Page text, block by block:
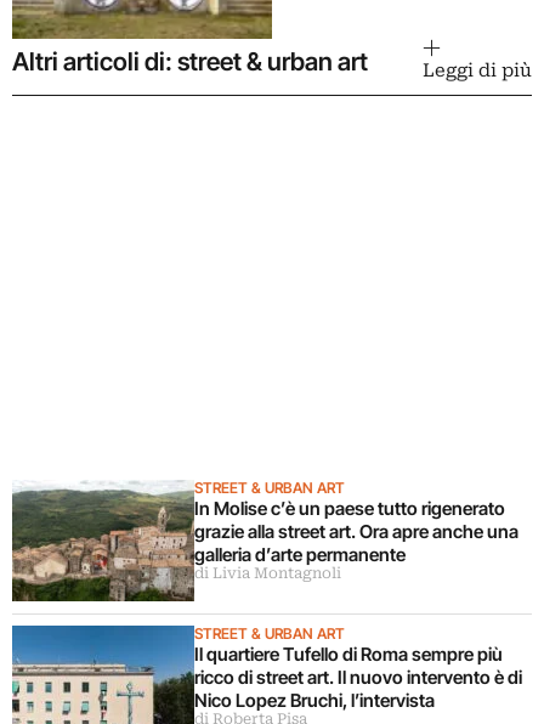
Altri articoli di: street & urban art Leggi di più
STREET & URBAN ART
In Molise c’è un paese tutto rigenerato
grazie alla street art. Ora apre anche una
galleria d’arte permanente
di Livia Montagnoli
STREET & URBAN ART
Il quartiere Tufello di Roma sempre più
ricco di street art. Il nuovo intervento è di
Nico Lopez Bruchi, l’intervista
di Roberta Pisa